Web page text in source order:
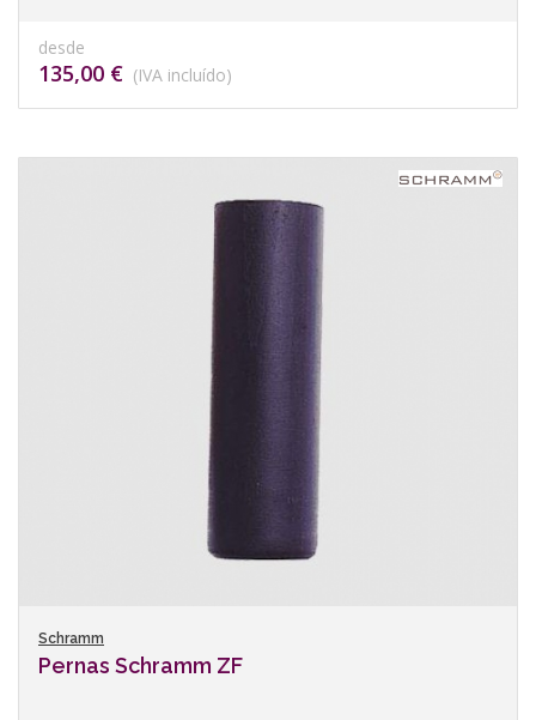
desde
135,00 € (IVA incluído)
Schramm
Pernas Schramm ZF